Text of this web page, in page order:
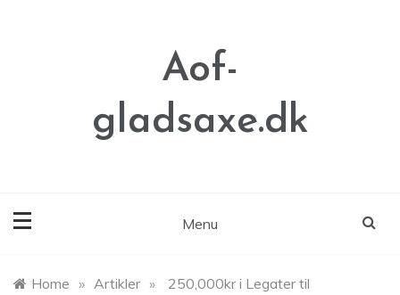
Aof-
gladsaxe.dk
Menu
Home » Artikler »
250,000kr i Legater til